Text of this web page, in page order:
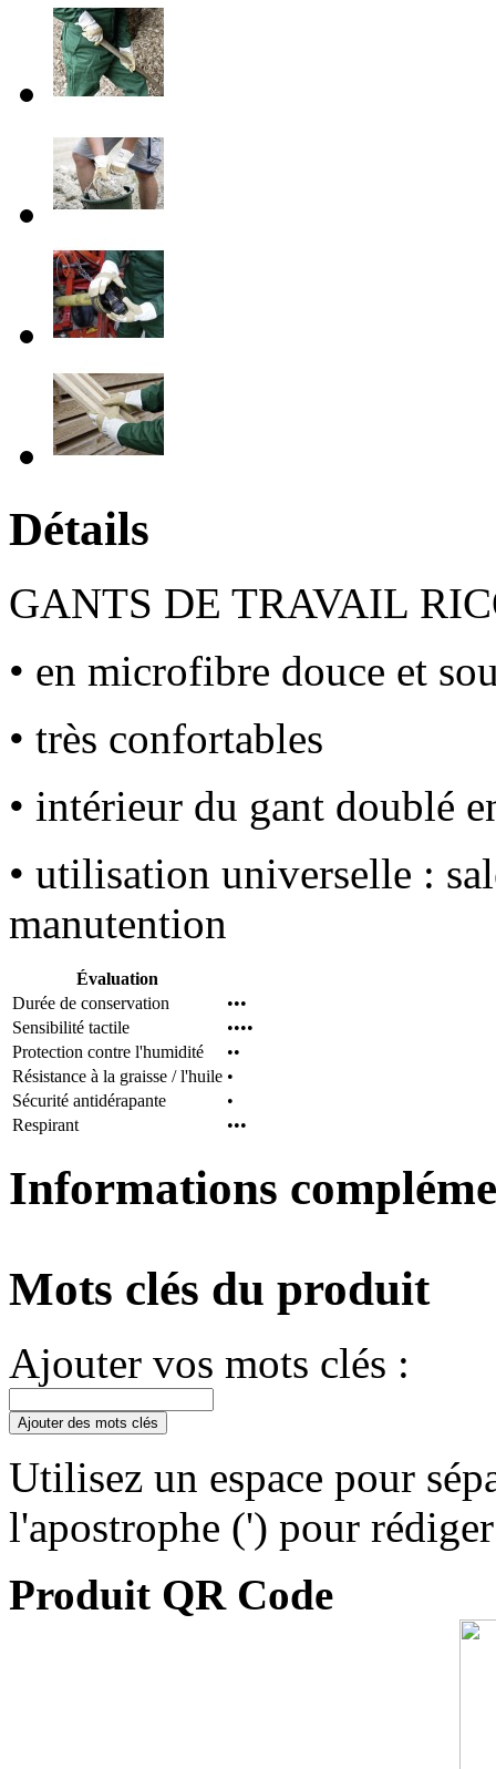
Détails
GANTS DE TRAVAIL
• en microfibre douce et
• très confortables
• intérieur du gant doublé
• utilisation universelle :
manutention
Évaluation
Durée de conservation
•••
Sensibilité tactile
••••
Protection contre l'humidité
••
Résistance à la graisse / l'huile •
Sécurité antidérapante
•
Respirant
•••
Informations
Mots clés du produit
Ajouter vos mots clés :
Ajouter des mots clés
Utilisez un espace pour
l'apostrophe (') pour
Produit QR Code